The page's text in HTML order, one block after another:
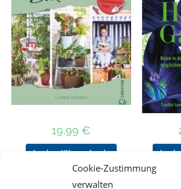
Cookie-Zustimmung
verwalten
19,99 €
In den Warenkorb In